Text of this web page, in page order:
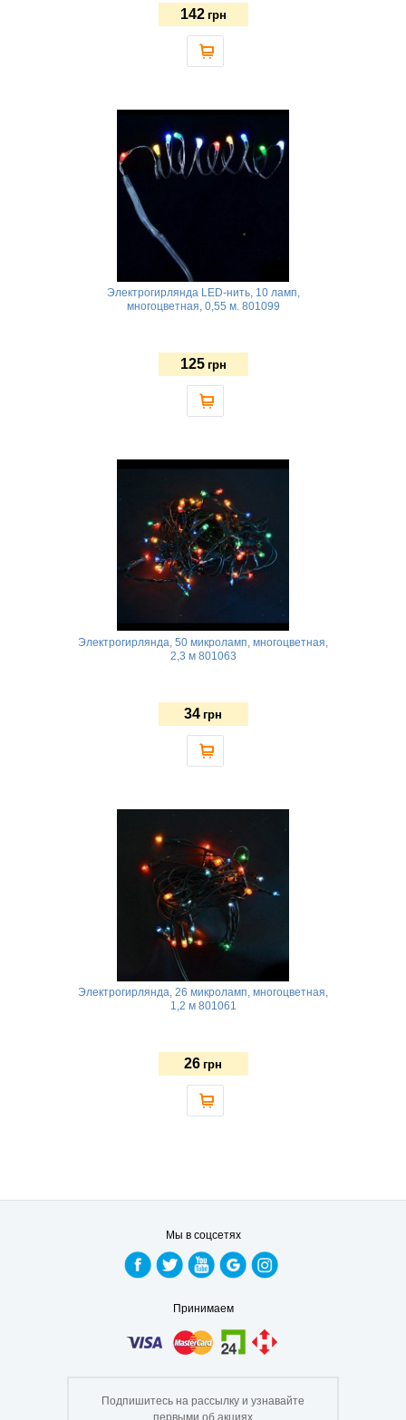
142 грн
Электрогирлянда LED-нить, 10 ламп,
многоцветная, 0,55 м. 801099
125 грн
Электрогирлянда, 50 микроламп, многоцветная,
2,3 м 801063
34 грн
Электрогирлянда, 26 микроламп, многоцветная,
1,2 м 801061
26 грн
Мы в соцсетях
Принимаем
Подпишитесь на рассылку и узнавайте
первыми об акциях